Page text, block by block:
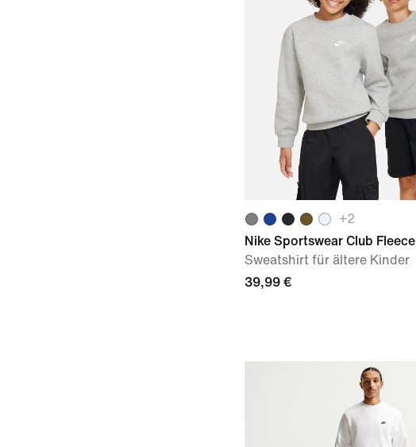
+2
Nike Sportswear Club Fleece
Sweatshirt für ältere Kinder
39,99 €